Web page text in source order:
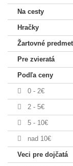
Na cesty
Hračky
Žartovné
Pre zvieratá
Podľa ceny
0 - 2€
2 - 5€
5 - 10€
nad 10€
Veci pre dojčatá